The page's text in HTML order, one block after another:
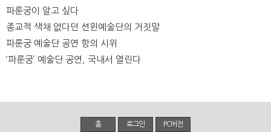
파룬궁이 알고 싶다
종교적 색채 없다던 션윈예술단의 거짓말
파룬궁 예술단 공연 항의 시위
‘파룬궁’ 예술단 공연, 국내서 열린다
홈 로그인 PC버전